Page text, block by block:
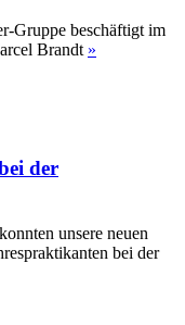
Gruppe beschäftigt im
Brandt »
der
unsere neuen
bei der